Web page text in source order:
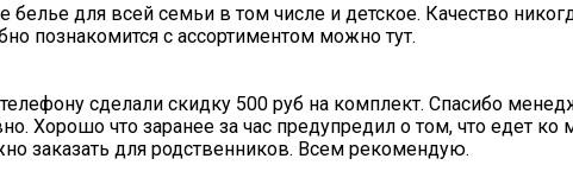
для всей семьи в том числе и детское. Качество
познакомится с ассортиментом можно тут.
сделали скидку 500 руб на комплект. Спасибо
Хорошо что заранее за час предупредил о том, что едет
заказать для родственников. Всем рекомендую.